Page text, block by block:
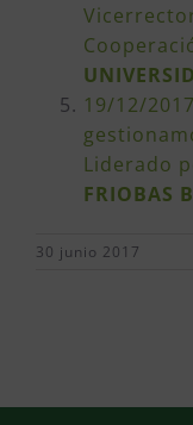
19/12/
Liderado
FRIOBAS
30 junio 2017